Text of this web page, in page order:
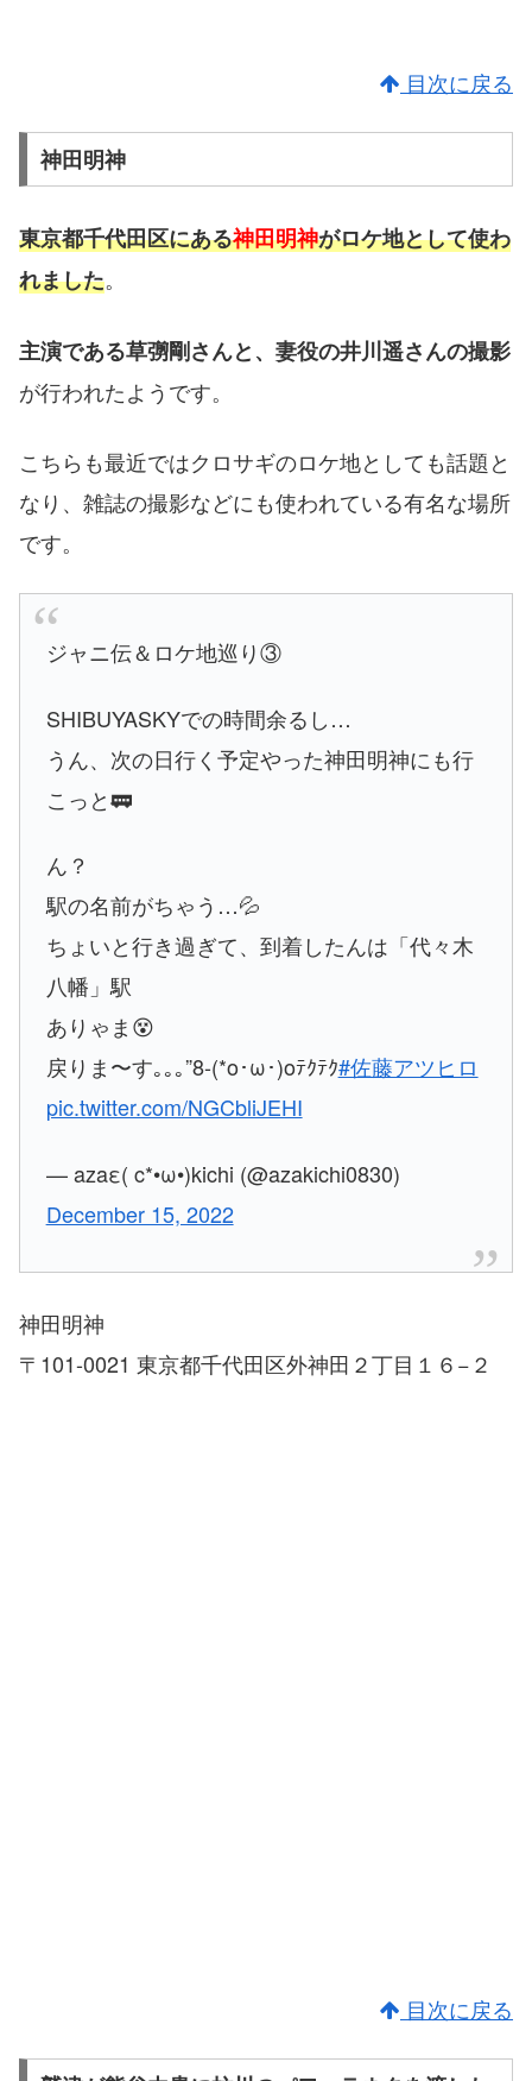
目次に戻る
神田明神
東京都千代田区にある神田明神がロケ地として使わ
れました。
主演である草彅剛さんと、妻役の井川遥さんの撮影
が行われたようです。
こちらも最近ではクロサギのロケ地としても話題と
なり、雑誌の撮影などにも使われている有名な場所
です。
ジャニ伝＆ロケ地巡り③
SHIBUYASKYでの時間余るし…
うん、次の日行く予定やった神田明神にも行
こっと🚃
ん？
駅の名前がちゃう…💦
ちょいと行き過ぎて、到着したんは「代々木
八幡」駅
ありゃま😵
戻りま〜す｡｡｡”8-(*o･ω･)oﾃｸﾃｸ#佐藤アツヒロ
pic.twitter.com/NGCbliJEHI
— azaε( c*•ω•)kichi (@azakichi0830)
December 15, 2022
神田明神
〒101-0021 東京都千代田区外神田２丁目１６−２
目次に戻る